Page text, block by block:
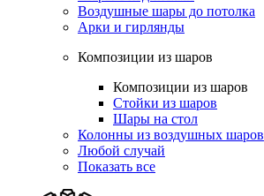
Воздушные шары до потолка
Арки и гирлянды
Композиции из шаров
Композиции из шаров
Стойки из шаров
Шары на стол
Колонны из воздушных шаров
Любой случай
Показать все